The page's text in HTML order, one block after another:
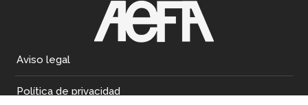
Aviso legal
Política de privacidad